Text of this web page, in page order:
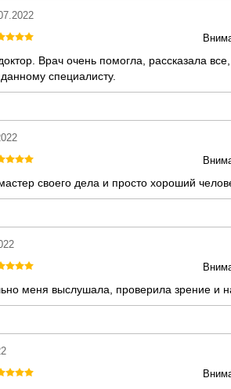
Врач очень помогла, рассказала
специалисту.
своего дела и просто хороший
меня выслушала, проверила зрение и